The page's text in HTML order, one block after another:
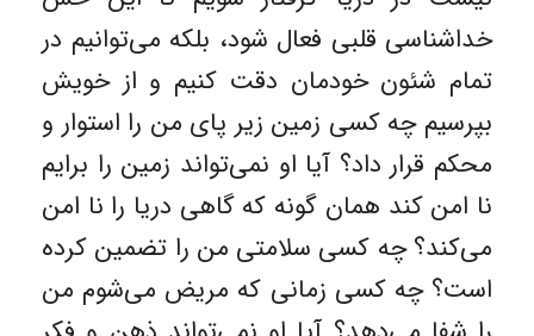
خداشناسی قلبی فعال شود، بلکه می‌توانیم در
تمام شئون خودمان دقت کنیم و از خویش
بپرسیم چه کسی زمین زیر پای من را استوار و
محکم قرار داد؟ آیا او نمی‌تواند زمین را برایم
نا امن کند همان گونه که گاهی دریا را نا امن
می‌کند؟ چه کسی سلامتی من را تضمین کرده
است؟ چه کسی زمانی که مریض می‌شوم من